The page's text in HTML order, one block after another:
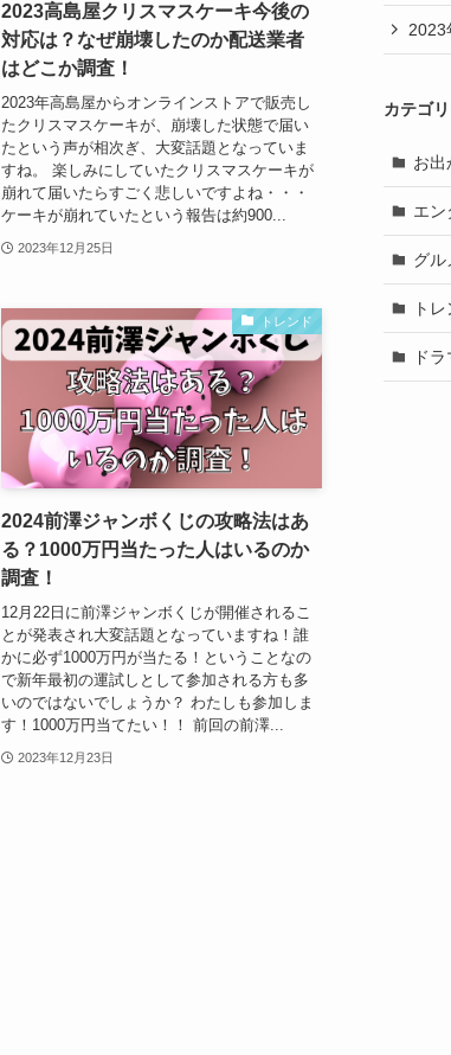
2023高島屋クリスマスケーキ今後の
対応は？なぜ崩壊したのか配送業者
はどこか調査！
2023年高島屋からオンラインストアで販売し
たクリスマスケーキが、崩壊した状態で届い
たという声が相次ぎ、大変話題となっていま
すね。 楽しみにしていたクリスマスケーキが
崩れて届いたらすごく悲しいですよね・・・
ケーキが崩れていたという報告は約900...
2023年12月25日
トレンド
2024前澤ジャンボくじの攻略法はあ
る？1000万円当たった人はいるのか
調査！
12月22日に前澤ジャンボくじが開催されるこ
とが発表され大変話題となっていますね！誰
かに必ず1000万円が当たる！ということなの
で新年最初の運試しとして参加される方も多
いのではないでしょうか？ わたしも参加しま
す！1000万円当てたい！！ 前回の前澤...
2023年12月23日
2023
カテゴ
お出
エン
グル
ト
ドラ